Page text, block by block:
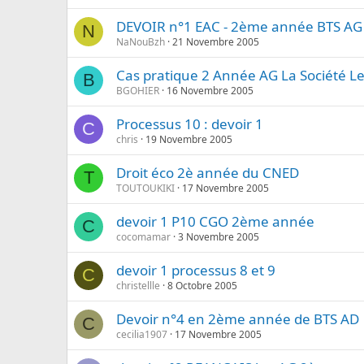
N DEVOIR n°1 EAC - 2ème année BTS AG
NaNouBzh 21 Novembre 2005
B Cas pratique 2 Année AG La Société
BGOHIER 16 Novembre 2005
C Processus 10 : devoir 1
chris 19 Novembre 2005
T Droit éco 2è année du CNED
TOUTOUKIKI 17 Novembre 2005
C devoir 1 P10 CGO 2ème année
cocomamar 3 Novembre 2005
C devoir 1 processus 8 et 9
christellle 8 Octobre 2005
C Devoir n°4 en 2ème année de BTS AD
cecilia1907 17 Novembre 2005